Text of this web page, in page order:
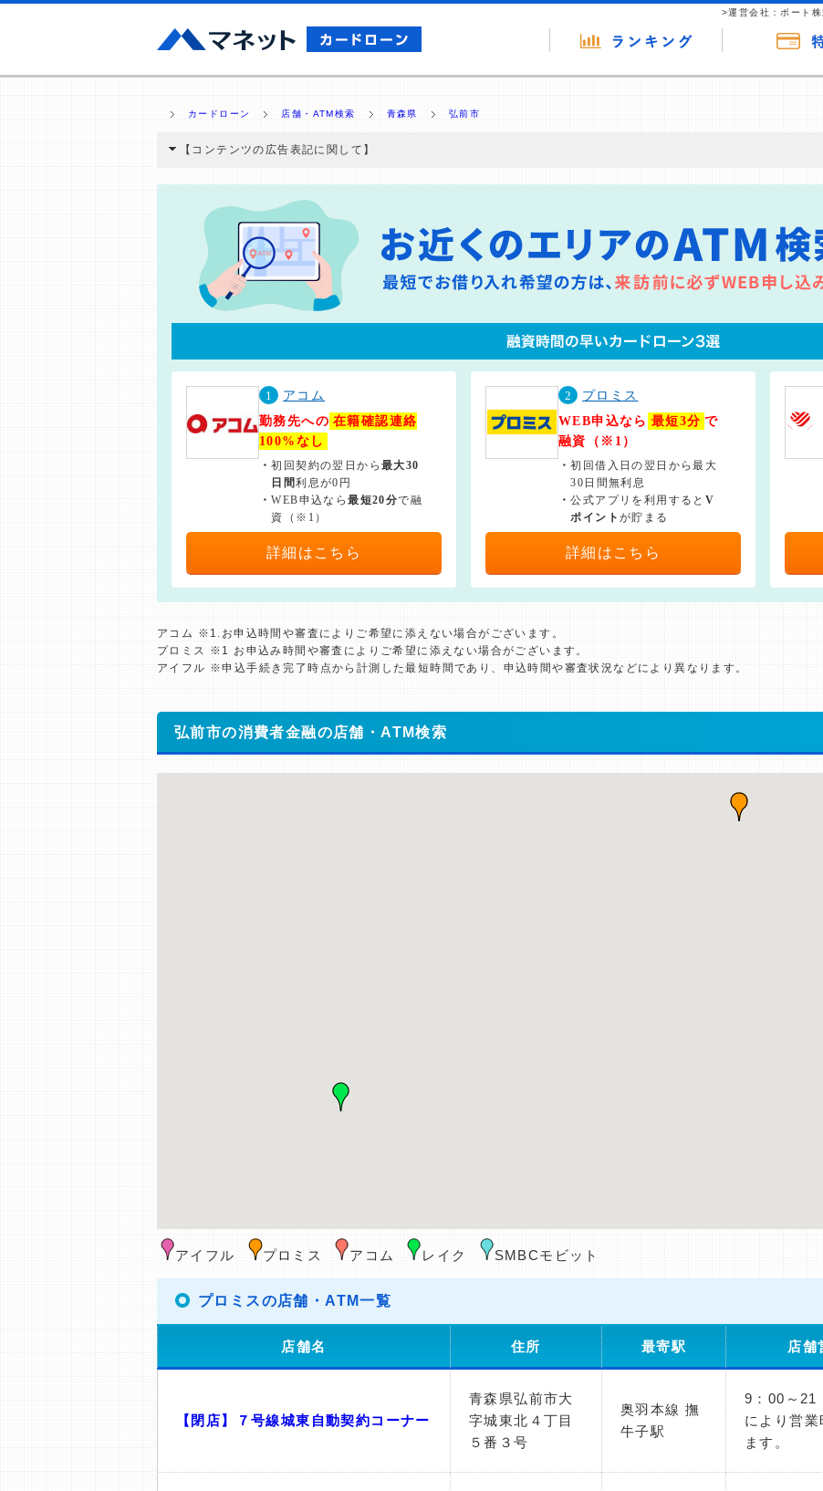
>運営会社：ポート
カードローン 店舗・ATM検索 青森県 弘前市
【コンテンツの広告表記に関して】
と弊社に対して企業から紹介報酬が支払われるという収益モデルです。 ただし、特定の商品を根拠なくPRするもので
ミ収集などに基づき、公平性を担保した情報提供を行っています。
>提携企業一覧
1
アコム
勤務先への 在籍確認連絡
100%なし
・初回契約の翌日から最大30
日間利息が0円
・WEB申込なら最短20分で融
資（※1）
詳細はこちら
2
プロミス
WEB申込なら 最短3分 で
融資（※1）
・初回借入日の翌日から最大
30日間無利息
・公式アプリを利用すると V
ポイントが貯まる
詳細はこちら
アコム ※1.お申込時間や審査によりご希望に添えない場合がございます。
プロミス ※1 お申込み時間や審査によりご希望に添えない場合がございます。
アイフル ※申込手続き完了時点から計測した最短時間であり、申込時間や審査状況などにより異なります。
弘前市の消費者金融の店舗・ATM検索
アイフル プロミス アコム レイク SMBCモビット
プロミスの店舗・ATM一覧
店舗名 住所 最寄駅 店舗
【閉店】７号線城東自動契約コーナー
青森県弘前市大
字城東北４丁目
５番３号
奥羽本線 撫
牛子駅
9：00～
により営業
ます。